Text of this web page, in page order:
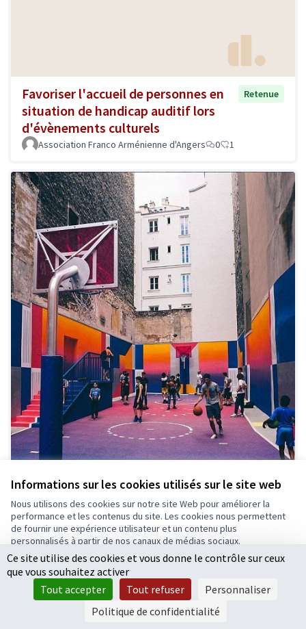
Informations sur les cookies utilisés sur le site web
Nous utilisons des cookies sur notre site Web pour améliorer la
performance et les contenus du site. Les cookies nous permettent
de fournir une expérience utilisateur et un contenu plus
personnalisés à partir de nos canaux de médias sociaux.
Tout accepter
Accepter seulement les cookies essentiels
Paramètres
Favoriser l'accueil de personnes en
situation de handicap auditif lors
d'évènements culturels
Retenue
Association Franco Arménienne d'Angers 0 1
Développement d'un terrain de
Basketball original et innovant
Gérigné 0 8
Ce site utilise des cookies et vous donne le contrôle sur ceux
que vous souhaitez activer
Tout accepter
Tout refuser
Personnaliser
Politique de confidentialité